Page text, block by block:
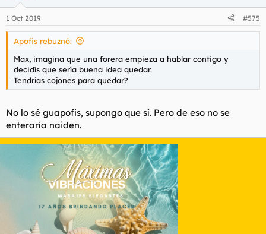
1 Oct 2019 #575
Apofis rebuznó:
Max, imagina que una forera empieza a hablar contigo y
decidís que sería buena idea quedar.
Tendrías cojones para quedar?
No lo sé guapofis, supongo que sí. Pero de eso no se
enteraría naiden.